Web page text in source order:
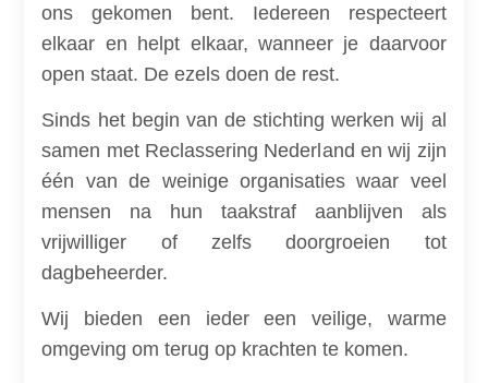
ons gekomen bent. Iedereen respecteert
elkaar en helpt elkaar, wanneer je daarvoor
open staat. De ezels doen de rest.
Sinds het begin van de stichting werken wij al
samen met Reclassering Nederland en wij zijn
één van de weinige organisaties waar veel
mensen na hun taakstraf aanblijven als
vrijwilliger of zelfs doorgroeien tot
dagbeheerder.
Wij bieden een ieder een veilige, warme
omgeving om terug op krachten te komen.